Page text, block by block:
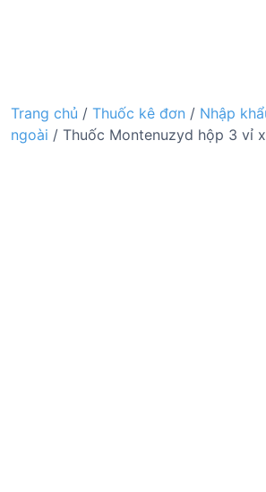
Trang chủ / Thuốc kê đơn / Nhập
ngoài / Thuốc Montenuzyd hộp 3 vỉ